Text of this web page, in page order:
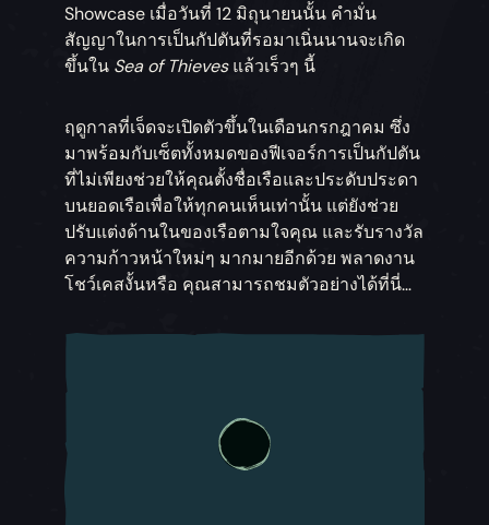
Showcase เมื่อวันที่ 12 มิถุนายนนั้น คำมั่น
สัญญาในการเป็นกัปตันที่รอมาเนิ่นนานจะเกิด
ขึ้นใน Sea of Thievesแล้วเร็วๆ นี้
ฤดูกาลที่เจ็ดจะเปิดตัวขึ้นในเดือนกรกฎาคม ซึ่ง
มาพร้อมกับเซ็ตทั้งหมดของฟีเจอร์การเป็นกัปตัน
ที่ไม่เพียงช่วยให้คุณตั้งชื่อเรือและประดับประดา
บนยอดเรือเพื่อให้ทุกคนเห็นเท่านั้น แต่ยังช่วย
ปรับแต่งด้านในของเรือตามใจคุณ และรับรางวัล
ความก้าวหน้าใหม่ๆ มากมายอีกด้วย พลาดงาน
โชว์เคสงั้นหรือ คุณสามารถชมตัวอย่างได้ที่นี่…